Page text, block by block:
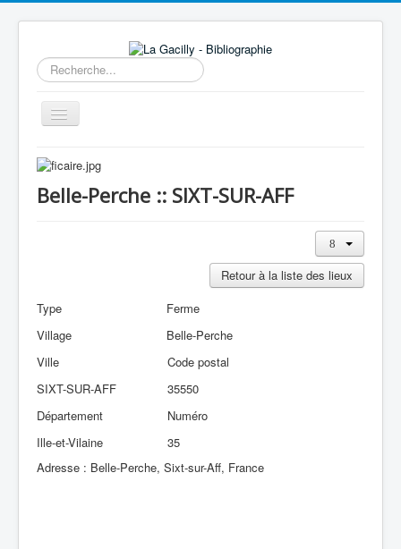
Rechercher
Basculer
la
Accueil
14e au 18e siècle
Aide
Contactez-nous
A propos
Belle-Perche :: SIXT-SUR-AFF
Retour à la liste des lieux
Type
Ferme
Village
Belle-Perche
Ville
SIXT-SUR-AFF
Code postal
35550
Département
Ille-et-Vilaine
Numéro
35
Adresse : Belle-Perche, Sixt-sur-Aff, France